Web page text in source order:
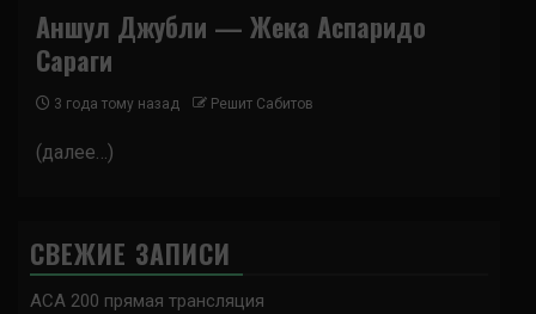
Аншул Джубли — Жека Аспаридо
Сараги
3 года тому назад Решит Сабитов
(далее…)
СВЕЖИЕ ЗАПИСИ
ACA 200 прямая трансляция